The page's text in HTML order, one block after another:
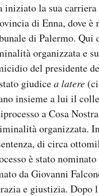
iniziato la sua
di Enna, dove
di Palermo. Qui
organizzata e
del presidente
giudicea latere
insieme a lui il
a Cosa
organizzata.
di circa
è stato
da Giovanni
e giustizia. Dopo